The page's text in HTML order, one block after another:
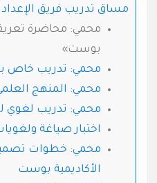
مساق تدريب فريق الإعداد
محمي: محاضرة
بوست»
محمي: تدريب خاص
محمي: المنهج
محمي: تدريب لغوي
اختبار صياغة
محمي: خطوات
الأكاديمية بوست